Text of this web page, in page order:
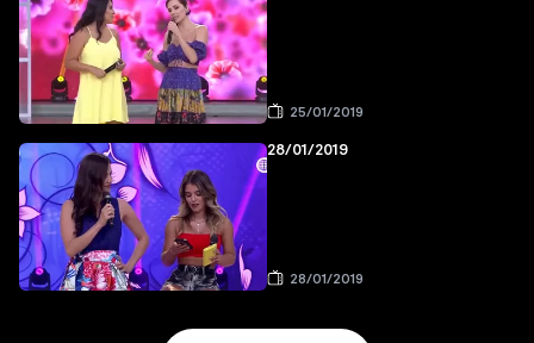
25/01/2019
28/01/2019
28/01/2019